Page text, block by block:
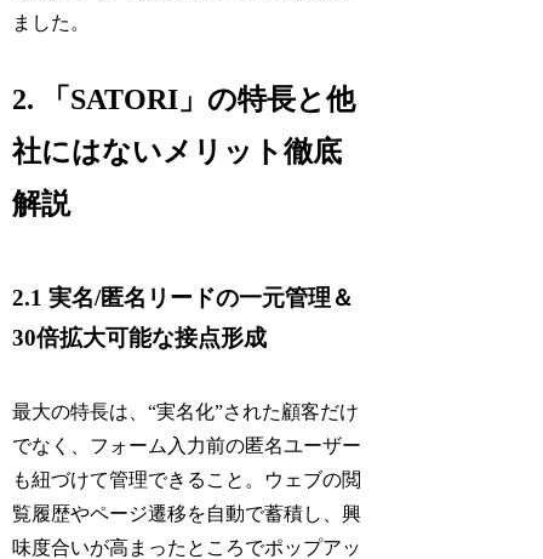
ました。
2. 「SATORI」の特長と他
社にはないメリット徹底
解説
2.1 実名/匿名リードの一元管理＆
30倍拡大可能な接点形成
最大の特長は、“実名化”された顧客だけ
でなく、フォーム入力前の匿名ユーザー
も紐づけて管理できること。ウェブの閲
覧履歴やページ遷移を自動で蓄積し、興
味度合いが高まったところでポップアッ